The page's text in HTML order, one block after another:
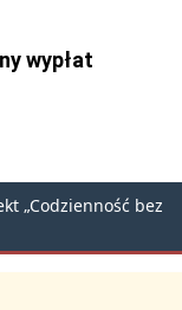
wypłat
„Codzienność bez